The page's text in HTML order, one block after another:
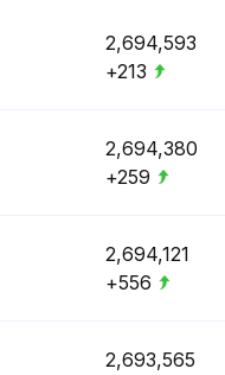
2,694,593
+213
2,694,380
+259
2,694,121
+556
2,693,565